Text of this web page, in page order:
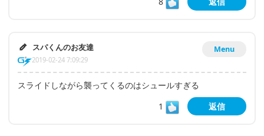
Menu
スパくんのお友達
2019-02-24 7:09:29
スライドしながら襲ってくるのはシュールすぎる
1
返信